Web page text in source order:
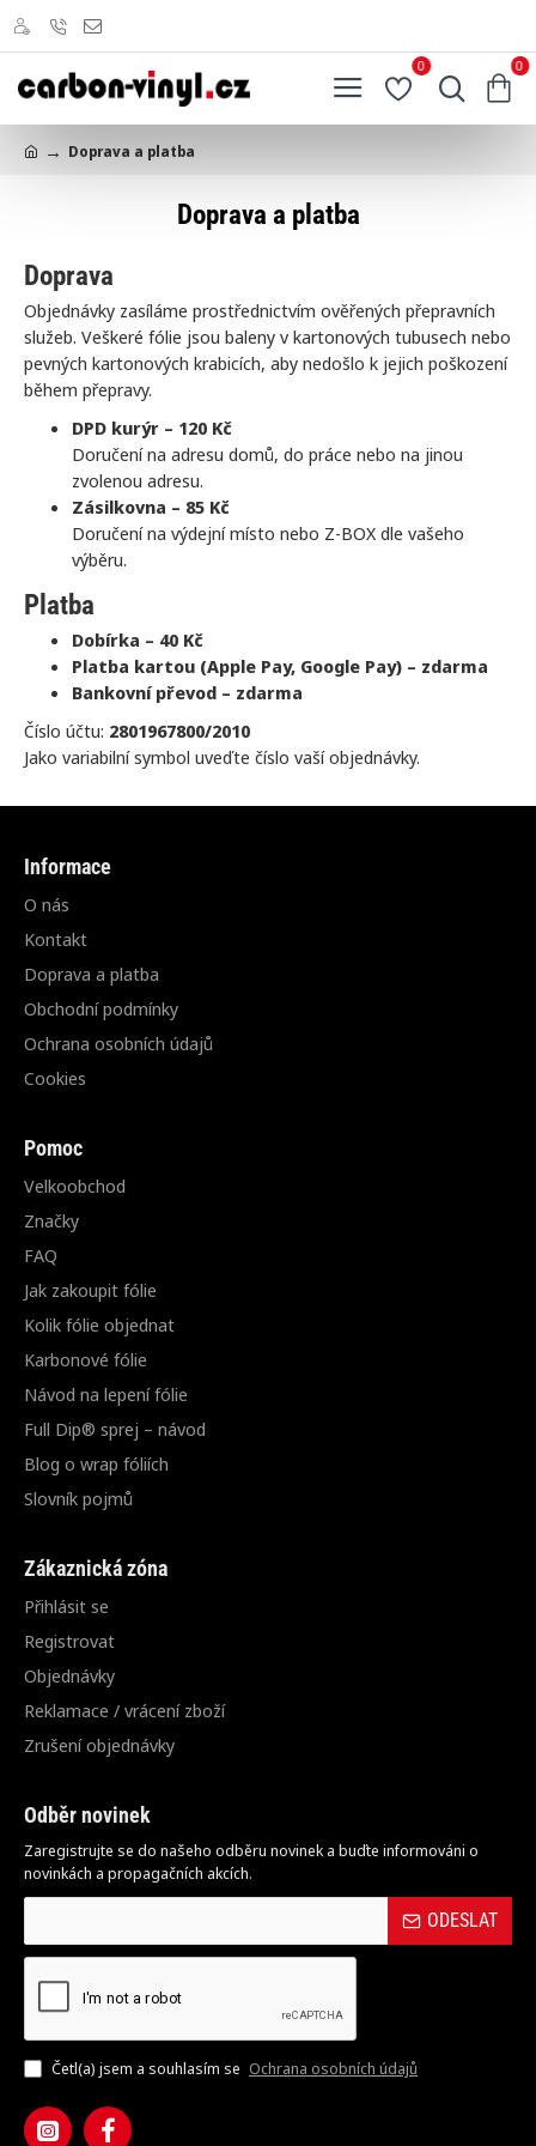
0 0
Doprava a platba
Doprava a platba
Doprava
Objednávky zasíláme prostřednictvím ověřených přepravních
služeb. Veškeré fólie jsou baleny v kartonových tubusech nebo
pevných kartonových krabicích, aby nedošlo k jejich poškození
během přepravy.
DPD kurýr – 120 Kč
Doručení na adresu domů, do práce nebo na jinou
zvolenou adresu.
Zásilkovna – 85 Kč
Doručení na výdejní místo nebo Z-BOX dle vašeho
výběru.
Platba
Dobírka – 40 Kč
Platba kartou (Apple Pay, Google Pay) – zdarma
Bankovní převod – zdarma
Číslo účtu: 2801967800/2010
Jako variabilní symbol uveďte číslo vaší objednávky.
Informace
O nás
Kontakt
Doprava a platba
Obchodní podmínky
Ochrana osobních údajů
Cookies
Pomoc
Velkoobchod
Značky
FAQ
Jak zakoupit fólie
Kolik fólie objednat
Karbonové fólie
Návod na lepení fólie
Full Dip® sprej – návod
Blog o wrap fóliích
Slovník pojmů
Zákaznická zóna
Přihlásit se
Registrovat
Objednávky
Reklamace / vrácení zboží
Zrušení objednávky
Odběr novinek
Zaregistrujte se do našeho odběru novinek a buďte informováni o
novinkách a propagačních akcích.
ODESLAT
Četl(a) jsem a souhlasím se Ochrana osobních údajů